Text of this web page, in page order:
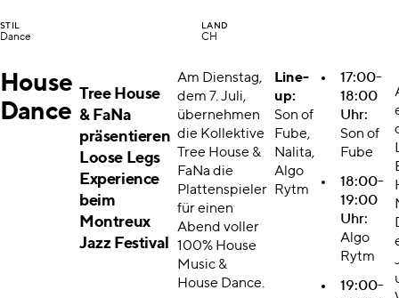
STIL
Dance
LAND
CH
House
Dance
Tree House
& FaNa
präsentieren
Loose Legs
Experience
beim
Montreux
Jazz Festival
Am Dienstag,
dem 7. Juli,
übernehmen
die Kollektive
Tree House &
FaNa die
Plattenspieler
für einen
Abend voller
100% House
Music &
House Dance.
Line-
up:
Son of
Fube,
Nalita,
Algo
Rytm
17:00-
18:00
Uhr:
Son of
Fube
18:00-
19:00
Uhr:
Algo
Rytm
19:00-